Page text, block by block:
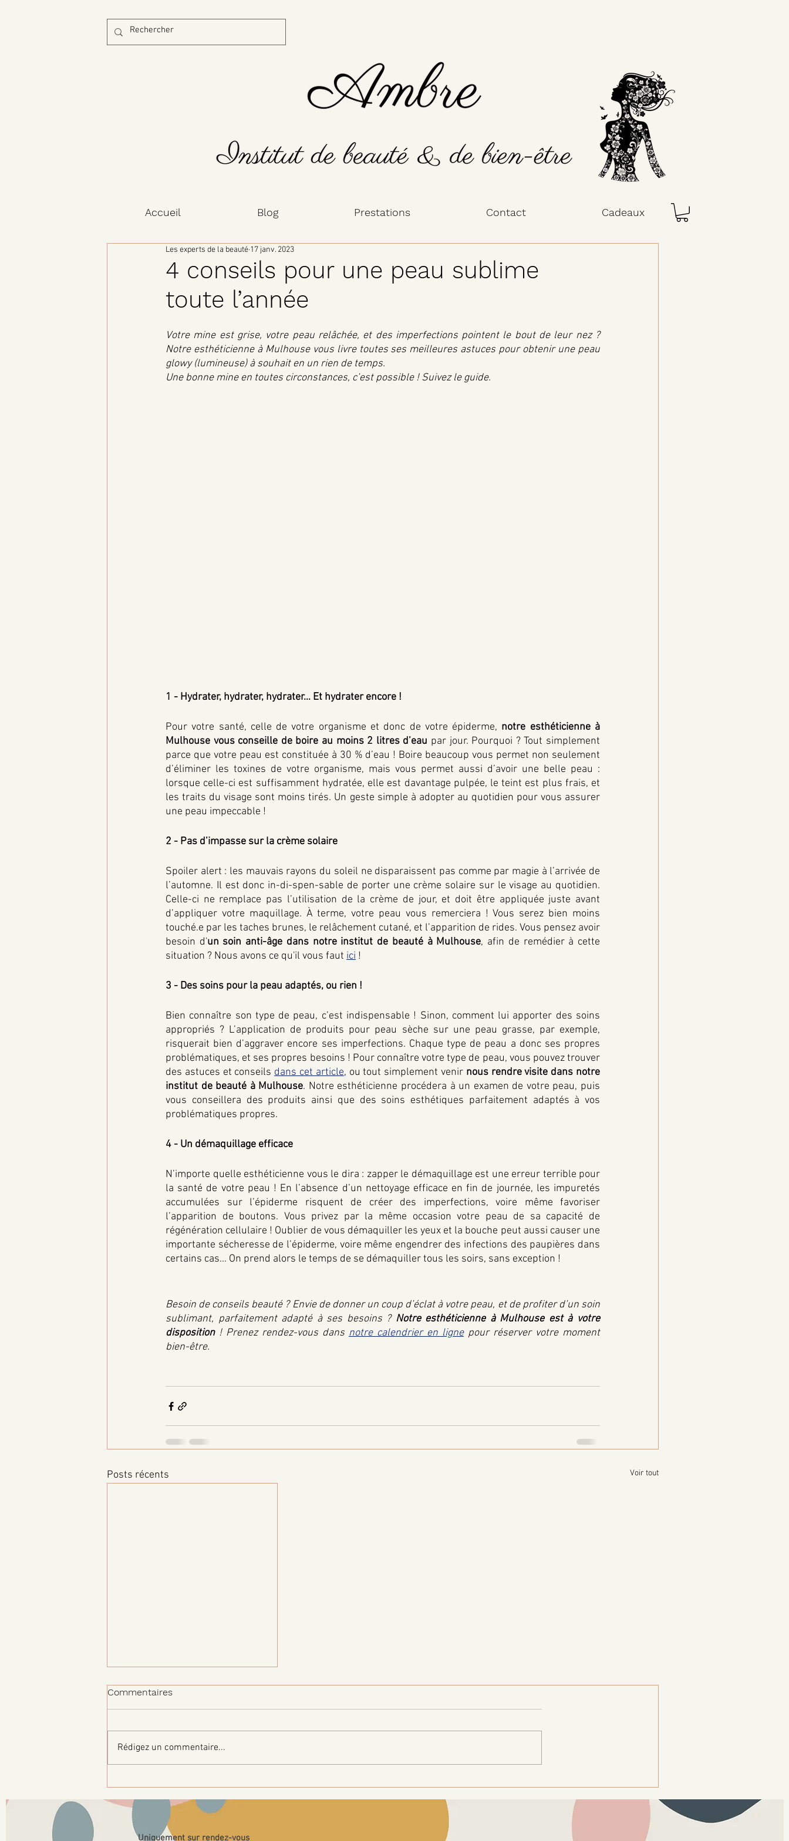
Accueil Blog Prestations Contact Cadeaux
4 conseils pour une peau sublime
toute l’année
Les experts de la beauté 17 janv. 2023
Votre mine est grise, votre peau relâchée, et des imperfections pointent le bout de leur nez ?
Notre esthéticienne à Mulhouse vous livre toutes ses meilleures astuces pour obtenir une peau
glowy (lumineuse) à souhait en un rien de temps.
Une bonne mine en toutes circonstances, c’est possible ! Suivez le guide.
1 - Hydrater, hydrater, hydrater… Et hydrater encore !
Pour votre santé, celle de votre organisme et donc de votre épiderme, notre esthéticienne à
Mulhouse vous conseille de boire au moins 2 litres d’eau par jour. Pourquoi ? Tout simplement
parce que votre peau est constituée à 30 % d’eau ! Boire beaucoup vous permet non seulement
d’éliminer les toxines de votre organisme, mais vous permet aussi d’avoir une belle peau :
lorsque celle-ci est suffisamment hydratée, elle est davantage pulpée, le teint est plus frais, et
les traits du visage sont moins tirés. Un geste simple à adopter au quotidien pour vous assurer
une peau impeccable !
2 - Pas d’impasse sur la crème solaire
Spoiler alert : les mauvais rayons du soleil ne disparaissent pas comme par magie à l’arrivée de
l’automne. Il est donc in-di-spen-sable de porter une crème solaire sur le visage au quotidien.
Celle-ci ne remplace pas l’utilisation de la crème de jour, et doit être appliquée juste avant
d’appliquer votre maquillage. À terme, votre peau vous remerciera ! Vous serez bien moins
touché.e par les taches brunes, le relâchement cutané, et l’apparition de rides. Vous pensez avoir
besoin d'un soin anti-âge dans notre institut de beauté à Mulhouse, afin de remédier à cette
situation ? Nous avons ce qu'il vous faut ici !
3 - Des soins pour la peau adaptés, ou rien !
Bien connaître son type de peau, c’est indispensable ! Sinon, comment lui apporter des soins
appropriés ? L’application de produits pour peau sèche sur une peau grasse, par exemple,
risquerait bien d’aggraver encore ses imperfections. Chaque type de peau a donc ses propres
problématiques, et ses propres besoins ! Pour connaître votre type de peau, vous pouvez trouver
des astuces et conseils dans cet article, ou tout simplement venir nous rendre visite dans notre
institut de beauté à Mulhouse. Notre esthéticienne procédera à un examen de votre peau, puis
vous conseillera des produits ainsi que des soins esthétiques parfaitement adaptés à vos
problématiques propres.
4 - Un démaquillage efficace
N’importe quelle esthéticienne vous le dira : zapper le démaquillage est une erreur terrible pour
la santé de votre peau ! En l’absence d’un nettoyage efficace en fin de journée, les impuretés
accumulées sur l’épiderme risquent de créer des imperfections, voire même favoriser
l’apparition de boutons. Vous privez par la même occasion votre peau de sa capacité de
régénération cellulaire ! Oublier de vous démaquiller les yeux et la bouche peut aussi causer une
importante sécheresse de l’épiderme, voire même engendrer des infections des paupières dans
certains cas… On prend alors le temps de se démaquiller tous les soirs, sans exception !
Besoin de conseils beauté ? Envie de donner un coup d’éclat à votre peau, et de profiter d’un soin
sublimant, parfaitement adapté à ses besoins ? Notre esthéticienne à Mulhouse est à votre
disposition ! Prenez rendez-vous dans notre calendrier en ligne pour réserver votre moment
bien-être.
Posts récents Voir tout
Commentaires
Rédigez un commentaire...
Uniquement sur rendez-vous